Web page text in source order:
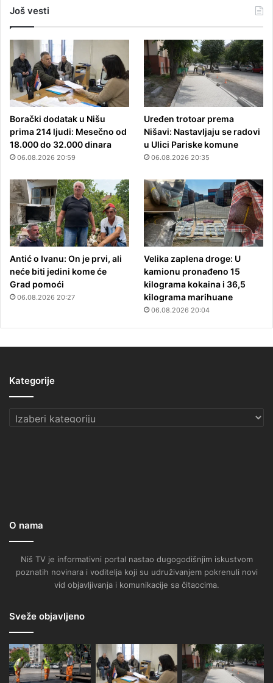
Još vesti
Borački dodatak u Nišu
prima 214 ljudi: Mesečno od
18.000 do 32.000 dinara
06.08.2026 20:59
Uređen trotoar prema
Nišavi: Nastavljaju se radovi
u Ulici Pariske komune
06.08.2026 20:35
Antić o Ivanu: On je prvi, ali
neće biti jedini kome će
Grad pomoći
06.08.2026 20:27
Velika zaplena droge: U
kamionu pronađeno 15
kilograma kokaina i 36,5
kilograma marihuane
06.08.2026 20:04
Kategorije
Kategorije
O nama
Niš TV je informativni portal nastao dugogodišnjim iskustvom
poznatih novinara i voditelja koji su udruživanjem pokrenuli novi
vid objavljivanja i komunikacije sa čitaocima.
Sveže objavljeno